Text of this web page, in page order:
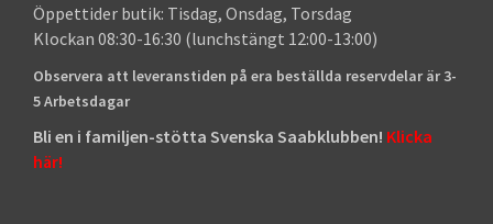
Öppettider butik: Tisdag, Onsdag, Torsdag
Klockan 08:30-16:30 (lunchstängt 12:00-13:00)
Observera att leveranstiden på era beställda reservdelar är 3-
5 Arbetsdagar
Bli en i familjen-stötta Svenska Saabklubben! Klicka
här!